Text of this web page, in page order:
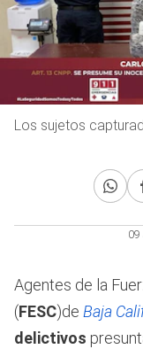
Los sujetos
09
Agentes de la
(FESC)de Baja
delictivos